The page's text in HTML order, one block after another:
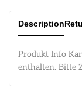
Description
Produkt Info
enthalten. Bitte